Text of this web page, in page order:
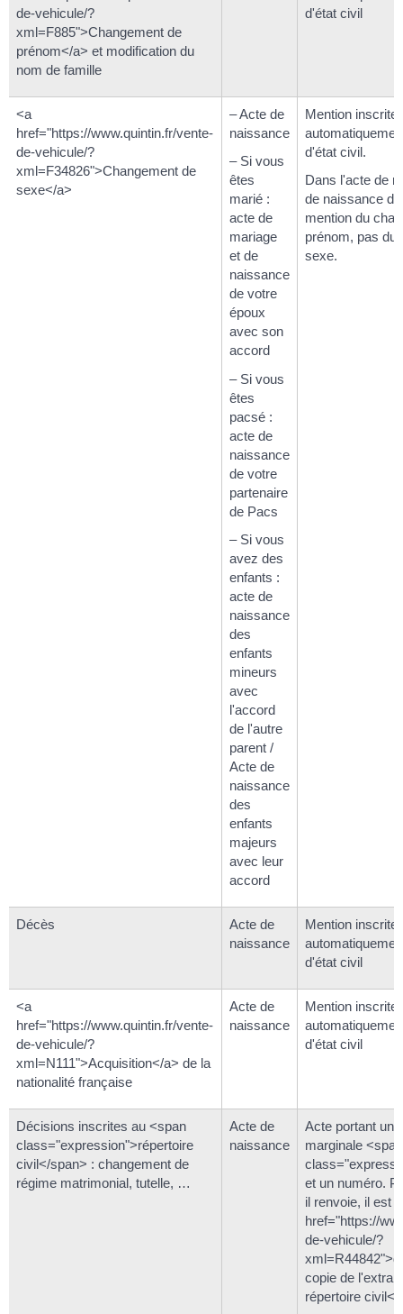
de-vehicule/?
xml=F885">Changement de
prénom</a> et modification du
nom de famille
d'état civil
<a
href="https://www.quintin.fr/vente-
de-vehicule/?
xml=F34826">Changement de
sexe</a>
– Acte de
naissance
– Si vous
êtes
marié :
acte de
mariage
et de
naissance
de votre
époux
avec son
accord
– Si vous
êtes
pacsé :
acte de
naissance
de votre
partenaire
de Pacs
– Si vous
avez des
enfants :
acte de
naissance
des
enfants
mineurs
avec
l'accord
de l'autre
parent /
Acte de
naissance
des
enfants
majeurs
avec leur
accord
Mention inscrite
d'état civil.
Dans l'acte de
de naissance
mention du
prénom, pas du
sexe.
Décès
Acte de
naissance
Mention inscrite
d'état civil
<a
href="https://www.quintin.fr/vente-
de-vehicule/?
xml=N111">Acquisition</a> de la
nationalité française
Acte de
naissance
Mention inscrite
d'état civil
Décisions inscrites au <span
class="expression">répertoire
civil</span> : changement de
régime matrimonial, tutelle, …
Acte de
naissance
Acte portant
marginale <span
et un numéro.
il renvoie, il est
href="https://
de-vehicule/?
copie de
répertoire civil</